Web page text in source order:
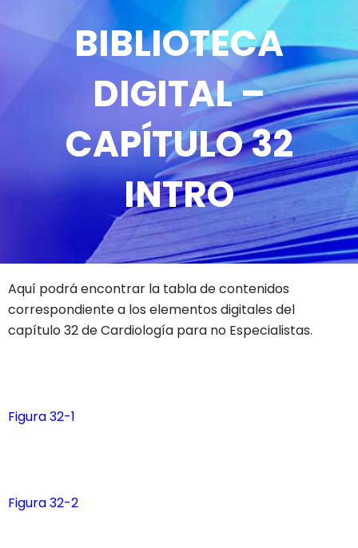
BIBLIOTECA
DIGITAL –
CAPÍTULO 32
INTRO
Aquí podrá encontrar la tabla de contenidos
correspondiente a los elementos digitales del
capítulo 32 de Cardiología para no Especialistas.
Figura 32-1
Figura 32-2